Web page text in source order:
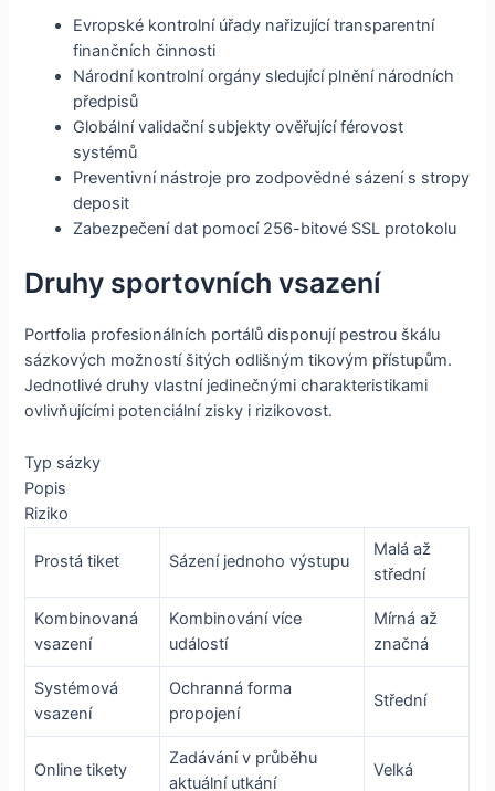
Evropské kontrolní úřady nařizující transparentní
finančních činnosti
Národní kontrolní orgány sledující plnění národních
předpisů
Globální validační subjekty ověřující férovost
systémů
Preventivní nástroje pro zodpovědné sázení s stropy
deposit
Zabezpečení dat pomocí 256-bitové SSL protokolu
Druhy sportovních vsazení
Portfolia profesionálních portálů disponují pestrou škálu
sázkových možností šitých odlišným tikovým přístupům.
Jednotlivé druhy vlastní jedinečnými charakteristikami
ovlivňujícími potenciální zisky i rizikovost.
Typ sázky
Popis
Riziko
Prostá tiket Sázení jednoho výstupu
Malá až
střední
Kombinovaná
vsazení
Kombinování více
událostí
Mírná až
značná
Systémová
vsazení
Ochranná forma
propojení
Střední
Online tikety
Zadávání v průběhu
aktuální utkání
Velká